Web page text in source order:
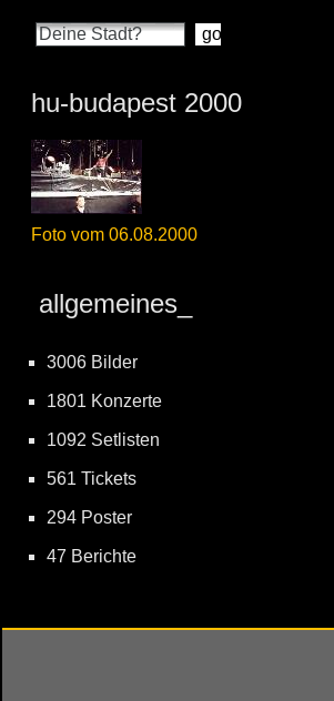
hu-budapest 2000
Foto vom 06.08.2000
allgemeines_
3006 Bilder
1801 Konzerte
1092 Setlisten
561 Tickets
294 Poster
47 Berichte